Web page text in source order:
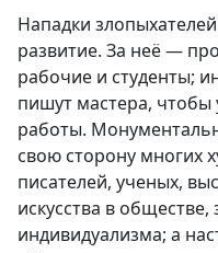
Нападки
развитие. За неё —
рабочие и студенты;
пишут мастера, чтобы
работы.
свою сторону многих
писателей, ученых,
искусства в обществе,
индивидуализма; а